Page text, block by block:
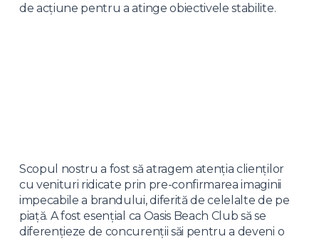
de acțiune pentru a atinge obiectivele stabilite.
Scopul nostru a fost să atragem atenția clienților
cu venituri ridicate prin pre-confirmarea imaginii
impecabile a brandului, diferită de celelalte de pe
piață. A fost esențial ca Oasis Beach Club să se
diferențieze de concurenții săi pentru a deveni o